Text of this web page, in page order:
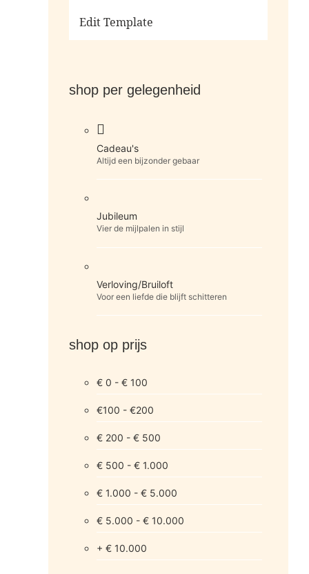
Edit Template
shop per gelegenheid
Cadeau's
Altijd een bijzonder gebaar
Jubileum
Vier de mijlpalen in stijl
Verloving/Bruiloft
Voor een liefde die blijft schitteren
shop op prijs
€ 0 - € 100
€100 - €200
€ 200 - € 500
€ 500 - € 1.000
€ 1.000 - € 5.000
€ 5.000 - € 10.000
+ € 10.000